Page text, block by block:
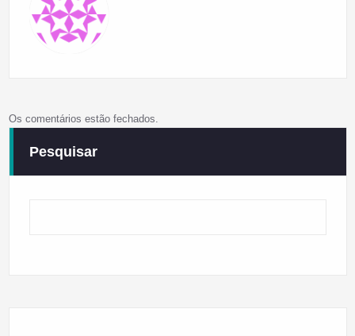
Os comentários estão fechados.
Pesquisar